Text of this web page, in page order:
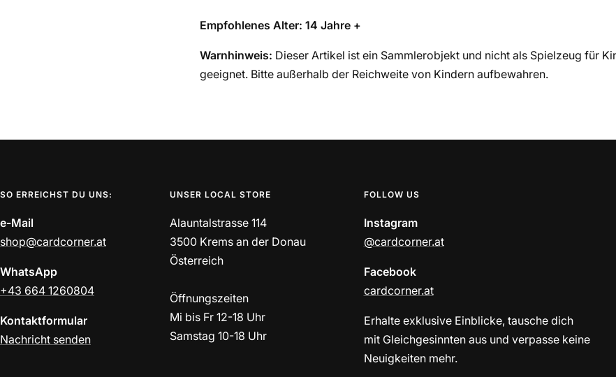
Empfohlenes Alter: 14 Jahre +
Warnhinweis: Dieser Artikel ist ein Sammlerobjekt und nicht als Spielzeug für
geeignet. Bitte außerhalb der Reichweite von Kindern aufbewahren.
SO ERREICHST DU UNS:
e-Mail
shop@cardcorner.at
WhatsApp
+43 664 1260804
Kontaktformular
Nachricht senden
UNSER LOCAL STORE
Alauntalstrasse 114
3500 Krems an der Donau
Österreich
Öffnungszeiten
Mi bis Fr 12-18 Uhr
Samstag 10-18 Uhr
FOLLOW US
Instagram
@cardcorner.at
Facebook
cardcorner.at
Erhalte exklusive Einblicke, tausche dich
mit Gleichgesinnten aus und verpasse keine
Neuigkeiten mehr.